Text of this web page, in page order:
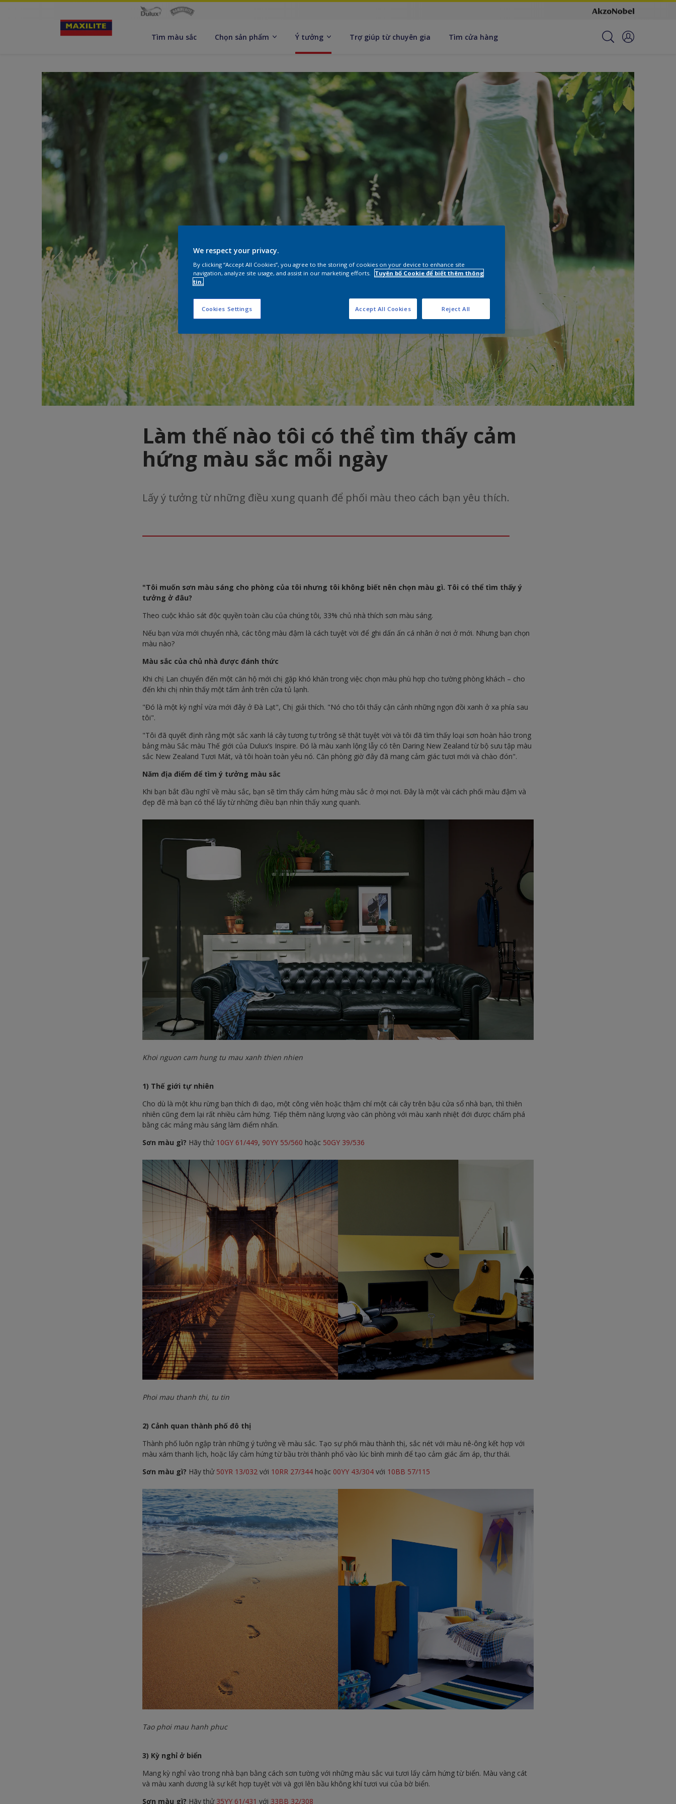
Tìm màu sắc Chọn sản phẩm Ý tưởng Trợ giúp từ chuyên gia Tìm cửa hàng
Làm thế nào tôi có thể tìm thấy cảm
hứng màu sắc mỗi ngày
Lấy ý tưởng từ những điều xung quanh để phối màu theo cách bạn yêu thích.
"Tôi muốn sơn màu sáng cho phòng của tôi nhưng tôi không biết nên chọn màu gì. Tôi có thể tìm thấy ý
tưởng ở đâu?
Theo cuộc khảo sát độc quyền toàn cầu của chúng tôi, 33% chủ nhà thích sơn màu sáng.
Nếu bạn vừa mới chuyển nhà, các tông màu đậm là cách tuyệt vời để ghi dấn ấn cá nhân ở nơi ở mới. Nhưng bạn chọn
màu nào?
Màu sắc của chủ nhà được đánh thức
Khi chị Lan chuyển đến một căn hộ mới chị gặp khó khăn trong việc chọn màu phù hợp cho tường phòng khách – cho
đến khi chị nhìn thấy một tấm ảnh trên cửa tủ lạnh.
"Đó là một kỳ nghỉ vừa mới đây ở Đà Lạt", Chị giải thích. "Nó cho tôi thấy cận cảnh những ngọn đồi xanh ở xa phía sau
tôi".
"Tôi đã quyết định rằng một sắc xanh lá cây tương tự trông sẽ thật tuyệt vời và tôi đã tìm thấy loại sơn hoàn hảo trong
bảng màu Sắc màu Thế giới của Dulux’s Inspire. Đó là màu xanh lộng lẫy có tên Daring New Zealand từ bộ sưu tập màu
sắc New Zealand Tươi Mát, và tôi hoàn toàn yêu nó. Căn phòng giờ đây đã mang cảm giác tươi mới và chào đón".
Năm địa điểm để tìm ý tưởng màu sắc
Khi bạn bắt đầu nghĩ về màu sắc, bạn sẽ tìm thấy cảm hứng màu sắc ở mọi nơi. Đây là một vài cách phối màu đậm và
đẹp đẽ mà bạn có thể lấy từ những điều bạn nhìn thấy xung quanh.
Khoi nguon cam hung tu mau xanh thien nhien
1) Thế giới tự nhiên
Cho dù là một khu rừng bạn thích đi dạo, một công viên hoặc thậm chí một cái cây trên bậu cửa sổ nhà bạn, thì thiên
nhiên cũng đem lại rất nhiều cảm hứng. Tiếp thêm năng lượng vào căn phòng với màu xanh nhiệt đới được chấm phá
bằng các mảng màu sáng làm điểm nhấn.
Sơn màu gì? Hãy thử 10GY 61/449, 90YY 55/560 hoặc 50GY 39/536
Phoi mau thanh thi, tu tin
2) Cảnh quan thành phố đô thị
Thành phố luôn ngập tràn những ý tưởng về màu sắc. Tạo sự phối màu thành thị, sắc nét với màu nê-ông kết hợp với
màu xám thanh lịch, hoặc lấy cảm hứng từ bầu trời thành phố vào lúc bình minh để tạo cảm giác ấm áp, thư thái.
Sơn màu gì? Hãy thử 50YR 13/032 với 10RR 27/344 hoặc 00YY 43/304 với 10BB 57/115
Tao phoi mau hanh phuc
3) Kỳ nghỉ ở biển
Mang kỳ nghỉ vào trong nhà bạn bằng cách sơn tường với những màu sắc vui tươi lấy cảm hứng từ biển. Màu vàng cát
và màu xanh dương là sự kết hợp tuyệt vời và gợi lên bầu không khí tươi vui của bờ biển.
Sơn màu gì? Hãy thử 35YY 61/431 với 33BB 32/308
We respect your privacy.
By clicking “Accept All Cookies”, you agree to the storing of cookies on your device to enhance site
navigation, analyze site usage, and assist in our marketing efforts.
Tuyên bố Cookie để biết thêm thông
tin.
Cookies Settings Reject All
Accept All Cookies